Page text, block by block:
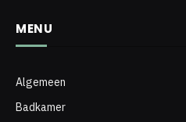
MENU
Algemeen
Badkamer